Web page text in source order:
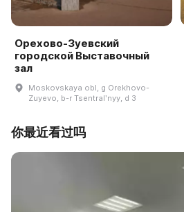
Орехово-Зуевский
городской Выставочный
зал
Moskovskaya obl, g Orekhovo-
Zuyevo, b-r Tsentralʹnyy, d 3
你最近看过吗